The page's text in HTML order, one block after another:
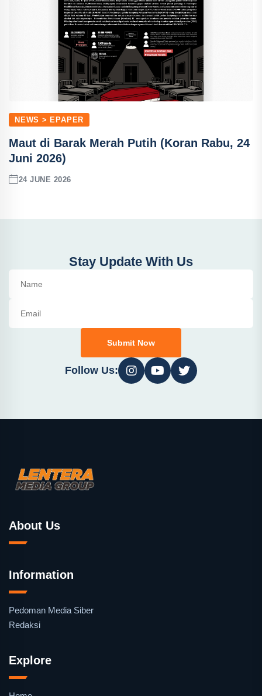
NEWS > EPAPER
Maut di Barak Merah Putih (Koran Rabu, 24
Juni 2026)
24 JUNE 2026
Stay Update With Us
Submit Now
Follow Us:
About Us
Information
Pedoman Media Siber
Redaksi
Explore